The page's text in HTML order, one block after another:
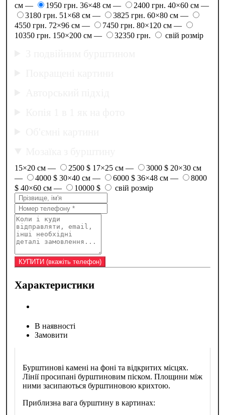
см —
1950 грн. 36×48 см — 2400 грн. 40×60 см —
3180 грн. 51×68 см — 3825 грн. 60×80 см —
4550 грн. 72×96 см — 7450 грн. 80×120 см —
10350 грн. 150×200 см — 32350 грн. свій розмір
15×20 см — 2500 $ 17×25 см — 3000 $ 20×30 см
—
4000 $ 30×40 см — 6000 $ 36×48 см —
8000
$ 40×60 см — 10000 $ свій розмір
Характеристики
В наявності
Замовити
Бурштинові камені на фоні та відкритих місцях.
Лінії просипані бурштиновим піском. Площини між
ними засипаються бурштиновою крихтою.
Приблизна вага бурштину в картинах: